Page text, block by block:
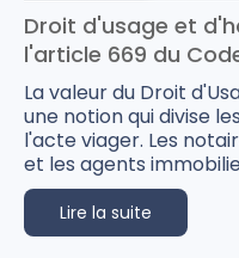
Droit d'usage et
l'article 669 du
La valeur du Droit
une notion qui divise
l'acte viager. Les
et les agents
Lire la suite